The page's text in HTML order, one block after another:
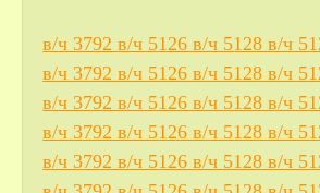
в/ч 3792 в/ч 5126 в/ч 5128 в/ч
в/ч 3792 в/ч 5126 в/ч 5128 в/ч
в/ч 3792 в/ч 5126 в/ч 5128 в/ч
в/ч 3792 в/ч 5126 в/ч 5128 в/ч
в/ч 3792 в/ч 5126 в/ч 5128 в/ч